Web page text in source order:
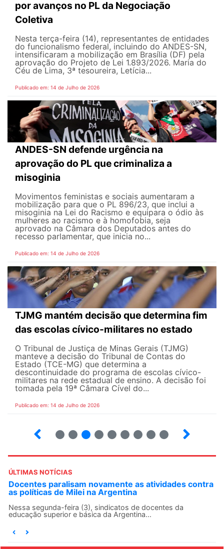
por avanços no PL da Negociação
Coletiva
Nesta terça-feira (14), representantes de entidades
do funcionalismo federal, incluindo do ANDES-SN,
intensificaram a mobilização em Brasília (DF) pela
aprovação do Projeto de Lei 1.893/2026. Maria do
Céu de Lima, 3ª tesoureira, Letícia...
Publicado em: 14 de Julho de 2026
ANDES-SN defende urgência na
aprovação do PL que criminaliza a
misoginia
Movimentos feministas e sociais aumentaram a
mobilização para que o PL 896/23, que inclui a
misoginia na Lei do Racismo e equipara o ódio às
mulheres ao racismo e à homofobia, seja
aprovado na Câmara dos Deputados antes do
recesso parlamentar, que inicia no...
Publicado em: 14 de Julho de 2026
TJMG mantém decisão que determina fim
das escolas cívico-militares no estado
O Tribunal de Justiça de Minas Gerais (TJMG)
manteve a decisão do Tribunal de Contas do
Estado (TCE-MG) que determina a
descontinuidade do programa de escolas cívico-
militares na rede estadual de ensino. A decisão foi
tomada pela 19ª Câmara Cível do...
Publicado em: 14 de Julho de 2026
ÚLTIMAS NOTÍCIAS
Docentes paralisam novamente as atividades contra
as políticas de Milei na Argentina
Nessa segunda-feira (3), sindicatos de docentes da
educação superior e básica da Argentina...